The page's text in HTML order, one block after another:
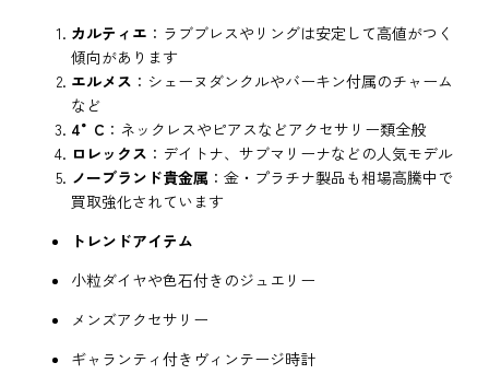
カルティエ ：ラブブレスやリングは安定して高値がつく
傾向があります
エルメス ：シェーヌダンクルやバーキン付属のチャーム
など
4°C ：ネックレスやピアスなどアクセサリー類全般
ロレックス ：デイトナ、サブマリーナなどの人気モデル
ノーブランド貴金属 ：金・プラチナ製品も相場高騰中で
買取強化されています
トレンドアイテム
小粒ダイヤや色石付きのジュエリー
メンズアクセサリー
ギャランティ付きヴィンテージ時計